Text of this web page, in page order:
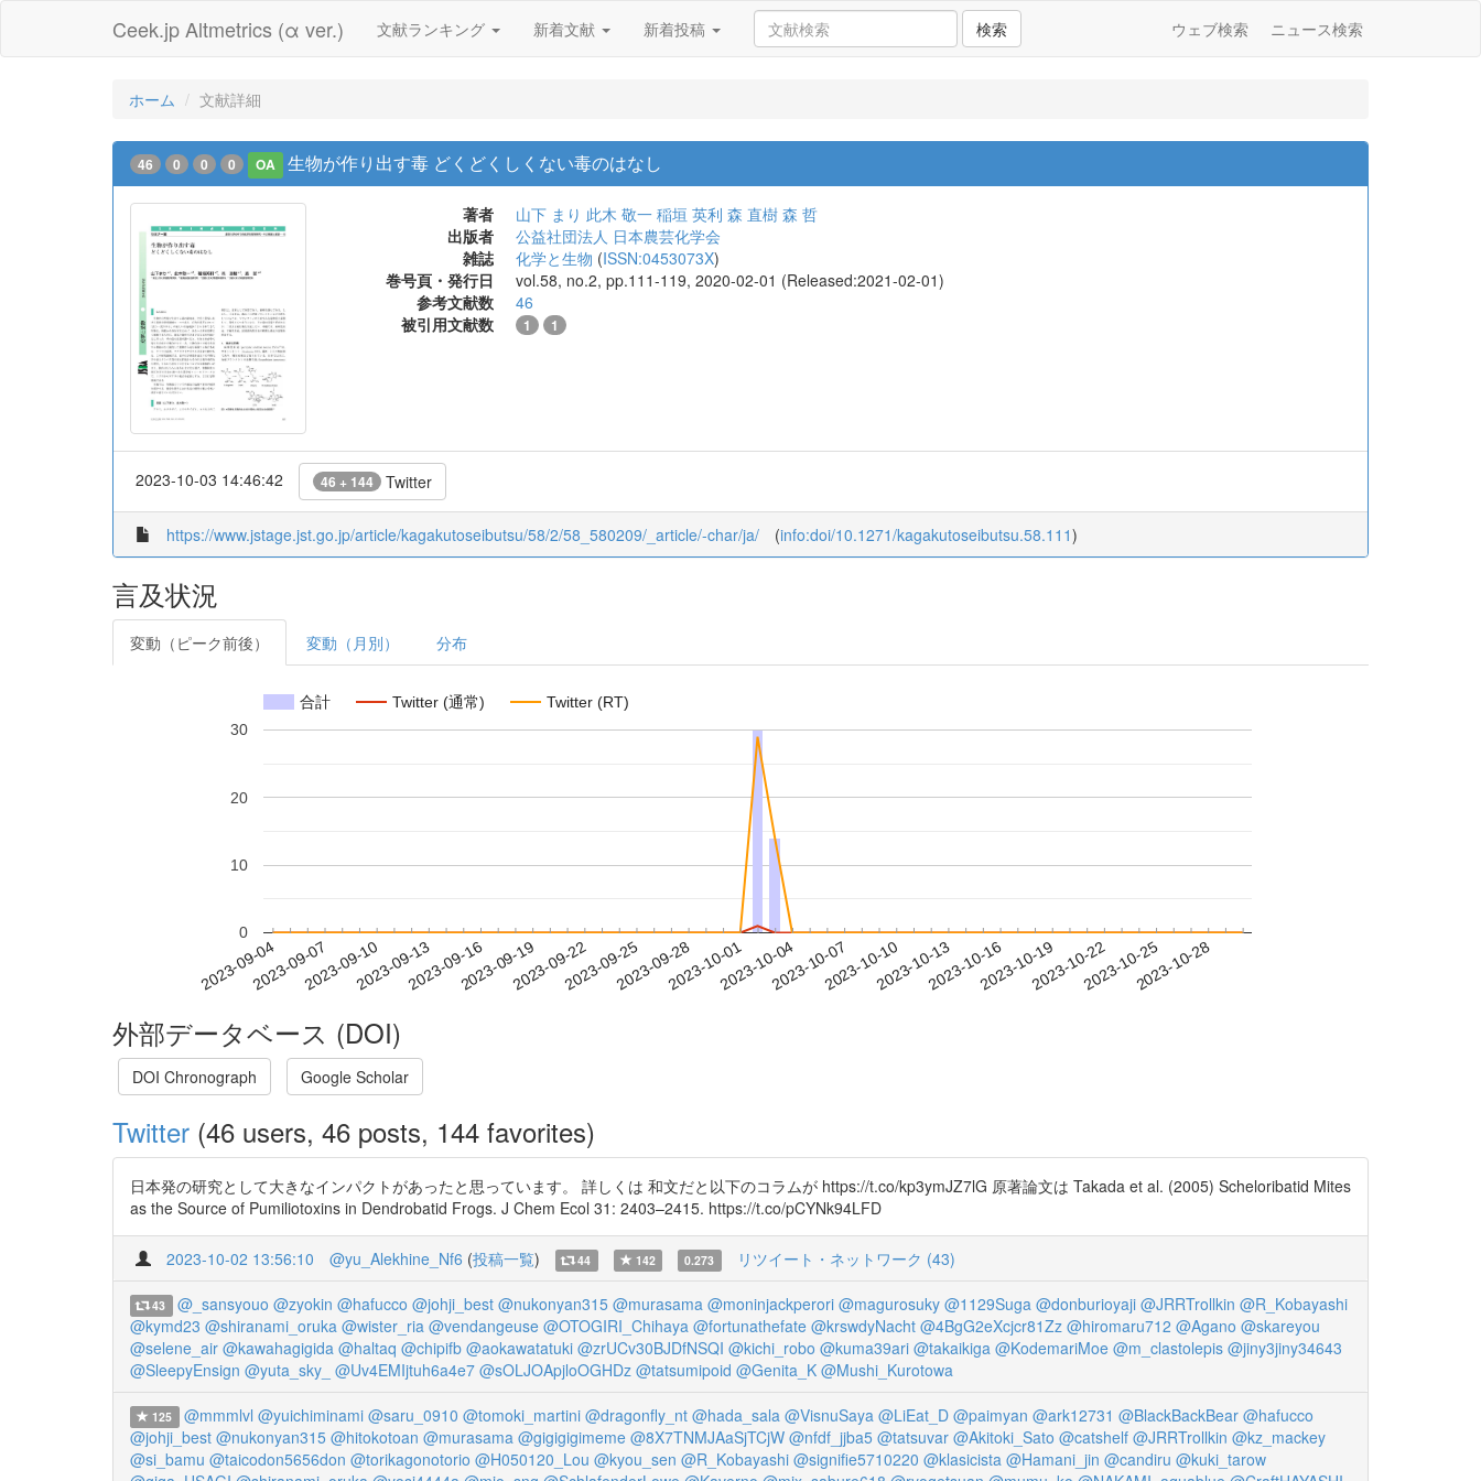
Ceek.jp Altmetrics (α ver.) 文献ランキング 新着文献 新着投稿 検索 ウェブ検索 ニュース検索
ホーム 文献詳細
46 0 0 0 OA 生物が作り出す毒 どくどくしくない毒のはなし
著者 山下 まり 此木 敬一 稲垣 英利 森 直樹 森 哲
出版者
公益社団法人 日本農芸化学会
雑誌
化学と生物 (ISSN:0453073X)
巻号頁・発行日
vol.58, no.2, pp.111-119, 2020-02-01 (Released:2021-02-01)
参考文献数
46
被引用文献数
1 1
2023-10-03 14:46:42 46 + 144 Twitter
https://www.jstage.jst.go.jp/article/kagakutoseibutsu/58/2/58_580209/_article/-char/ja/ (info:doi/10.1271/kagakutoseibutsu.58.111)
言及状況
変動（ピーク前後） 変動（月別） 分布
合計 Twitter (通常) Twitter (RT)
2023-09-042023-09-072023-09-102023-09-132023-09-162023-09-192023-09-222023-09-252023-09-282023-10-012023-10-042023-10-072023-10-102023-10-132023-10-162023-10-192023-10-222023-10-252023-10-28
0
10
20
30
外部データベース (DOI)
DOI Chronograph Google Scholar
Twitter (46 users, 46 posts, 144 favorites)
日本発の研究として大きなインパクトがあったと思っています。 詳しくは 和文だと以下のコラムが https://t.co/kp3ymJZ7lG 原著論文は Takada et al. (2005) Scheloribatid Mites
as the Source of Pumiliotoxins in Dendrobatid Frogs. J Chem Ecol 31: 2403–2415. https://t.co/pCYNk94LFD
2023-10-02 13:56:10 @yu_Alekhine_Nf6 (投稿一覧) 44 142 0.273 リツイート・ネットワーク (43)
43 @_sansyouo @zyokin @hafucco @johji_best @nukonyan315 @murasama @moninjackperori @magurosuky @1129Suga @donburioyaji @JRRTrollkin @R_Kobayashi
@kymd23 @shiranami_oruka @wister_ria @vendangeuse @OTOGIRI_Chihaya @fortunathefate @krswdyNacht @4BgG2eXcjcr81Zz @hiromaru712 @Agano @skareyou
@selene_air @kawahagigida @haltaq @chipifb @aokawatatuki @zrUCv30BJDfNSQI @kichi_robo @kuma39ari @takaikiga @KodemariMoe @m_clastolepis @jiny3jiny34643
@SleepyEnsign @yuta_sky_ @Uv4EMIjtuh6a4e7 @sOLJOApjloOGHDz @tatsumipoid @Genita_K @Mushi_Kurotowa
125 @mmmlvl @yuichiminami @saru_0910 @tomoki_martini @dragonfly_nt @hada_sala @VisnuSaya @LiEat_D @paimyan @ark12731 @BlackBackBear @hafucco
@johji_best @nukonyan315 @hitokotoan @murasama @gigigigimeme @8X7TNMJAaSjTCjW @nfdf_jjba5 @tatsuvar @Akitoki_Sato @catshelf @JRRTrollkin @kz_mackey
@si_bamu @taicodon5656don @torikagonotorio @H050120_Lou @kyou_sen @R_Kobayashi @signifie5710220 @klasicista @Hamani_jin @candiru @kuki_tarow